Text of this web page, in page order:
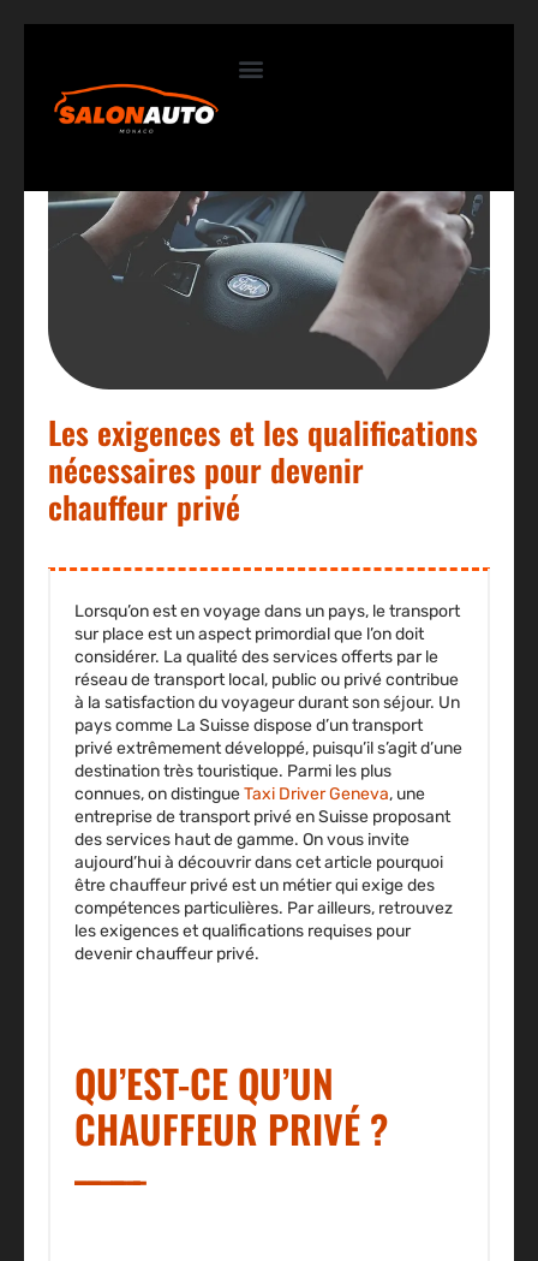
Les exigences et les qualifications
nécessaires pour devenir
chauffeur privé
Lorsqu’on est en voyage dans un pays, le transport
sur place est un aspect primordial que l’on doit
considérer. La qualité des services offerts par le
réseau detransport local, public ou privé contribue
à la satisfaction du voyageurdurant son séjour. Un
pays comme La Suissedispose d’un transport
privé extrêmement développé, puisqu’il s’agit d’une
destination très touristique. Parmi les plus
connues, on distingueTaxi Driver Geneva, une
entreprise de transport privé en Suisse proposant
desservices haut de gamme. On vous invite
aujourd’hui à découvrir dans cet article pourquoi
être chauffeur privé est un métier qui exige des
compétences particulières. Par ailleurs, retrouvez
les exigences et qualifications requises pour
devenir chauffeur privé.
QU’EST-CE QU’UN
CHAUFFEUR PRIVÉ ?